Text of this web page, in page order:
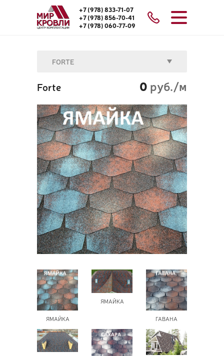
+7 (978) 833-71-07
+7 (978) 856-70-41
+7 (978) 060-77-09
FORTE
Forte 0 руб./м
ЯМАЙКА
ЯМАЙКА
ГАВАНА